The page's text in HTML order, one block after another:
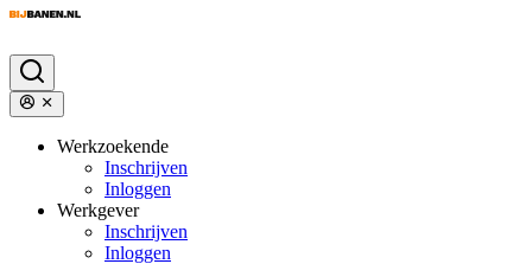
Werkzoekende
Inschrijven
Inloggen
Werkgever
Inschrijven
Inloggen